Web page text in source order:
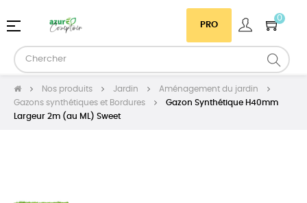
PRO
0
Basculer
navigation
☰
Nos produits Jardin
Aménagement du jardin
Gazons synthétiques et Bordures
Gazon Synthétique H40mm
Largeur 2m (au ML) Sweet